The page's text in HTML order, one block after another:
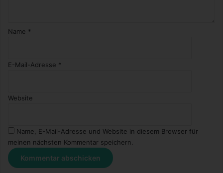
Name *
E-Mail-Adresse *
Website
Name, E-Mail-Adresse und Website in diesem Browser für
meinen nächsten Kommentar speichern.